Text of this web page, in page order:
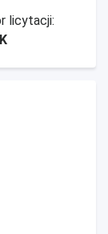
licytacji: